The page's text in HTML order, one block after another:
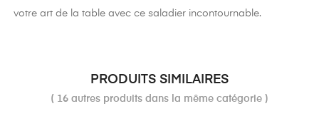
votre art de la table avec ce saladier incontournable.
PRODUITS SIMILAIRES
( 16 autres produits dans la même catégorie )